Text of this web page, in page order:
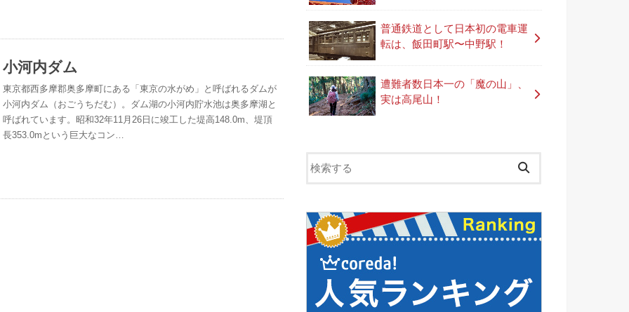
小河内ダム
東京都西多摩郡奥多摩町にある「東京の水がめ」と呼ばれるダムが
小河内ダム（おごうちだむ）。ダム湖の小河内貯水池は奥多摩湖と
呼ばれています。昭和32年11月26日に竣工した堤高148.0m、堤頂
長353.0mという巨大なコン…
普通鉄道として日本初の電車運
転は、飯田町駅〜中野駅！
遭難者数日本一の「魔の山」、
実は高尾山！